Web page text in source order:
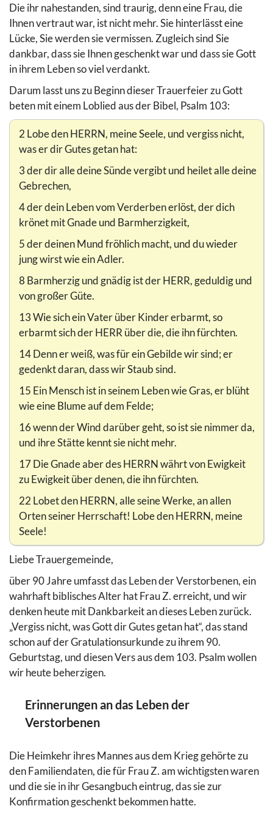
Die ihr nahestanden, sind traurig, denn eine Frau, die
Ihnen vertraut war, ist nicht mehr. Sie hinterlässt eine
Lücke, Sie werden sie vermissen. Zugleich sind Sie
dankbar, dass sie Ihnen geschenkt war und dass sie Gott
in ihrem Leben so viel verdankt.
Darum lasst uns zu Beginn dieser Trauerfeier zu Gott
beten mit einem Loblied aus der Bibel, Psalm 103:
2 Lobe den HERRN, meine Seele, und vergiss nicht,
was er dir Gutes getan hat:
3 der dir alle deine Sünde vergibt und heilet alle deine
Gebrechen,
4 der dein Leben vom Verderben erlöst, der dich
krönet mit Gnade und Barmherzigkeit,
5 der deinen Mund fröhlich macht, und du wieder
jung wirst wie ein Adler.
8 Barmherzig und gnädig ist der HERR, geduldig und
von großer Güte.
13 Wie sich ein Vater über Kinder erbarmt, so
erbarmt sich der HERR über die, die ihn fürchten.
14 Denn er weiß, was für ein Gebilde wir sind; er
gedenkt daran, dass wir Staub sind.
15 Ein Mensch ist in seinem Leben wie Gras, er blüht
wie eine Blume auf dem Felde;
16 wenn der Wind darüber geht, so ist sie nimmer da,
und ihre Stätte kennt sie nicht mehr.
17 Die Gnade aber des HERRN währt von Ewigkeit
zu Ewigkeit über denen, die ihn fürchten.
22 Lobet den HERRN, alle seine Werke, an allen
Orten seiner Herrschaft! Lobe den HERRN, meine
Seele!
Liebe Trauergemeinde,
über 90 Jahre umfasst das Leben der Verstorbenen, ein
wahrhaft biblisches Alter hat Frau Z. erreicht, und wir
denken heute mit Dankbarkeit an dieses Leben zurück.
„Vergiss nicht, was Gott dir Gutes getan hat“, das stand
schon auf der Gratulationsurkunde zu ihrem 90.
Geburtstag, und diesen Vers aus dem 103. Psalm wollen
wir heute beherzigen.
Erinnerungen an das Leben der
Verstorbenen
Die Heimkehr ihres Mannes aus dem Krieg gehörte zu
den Familiendaten, die für Frau Z. am wichtigsten waren
und die sie in ihr Gesangbuch eintrug, das sie zur
Konfirmation geschenkt bekommen hatte.